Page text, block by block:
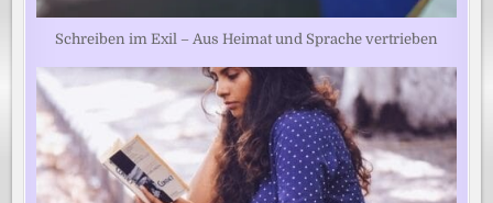
Schreiben im Exil – Aus Heimat und Sprache vertrieben